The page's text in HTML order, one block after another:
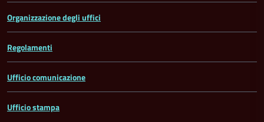
Organizzazione degli uffici
Regolamenti
Ufficio comunicazione
Ufficio stampa